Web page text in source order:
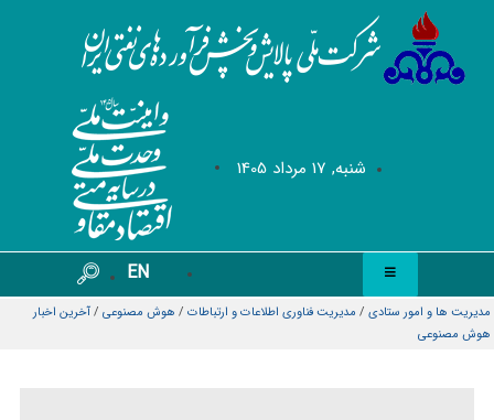
شنبه, 17 مرداد 1405
EN
مدیریت ها و امور ستادی / مديريت فناوری اطلاعات و ارتباطات / هوش مصنوعی /آخرین اخبار
هوش مصنوعی